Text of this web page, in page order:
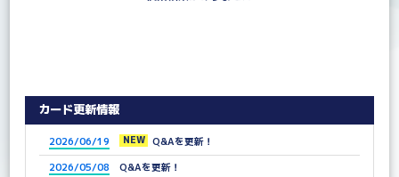
カード更新情報
2026/06/19 NEW Q&Aを更新！
2026/05/08 Q&Aを更新！